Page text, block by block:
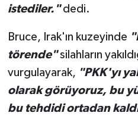
istediler."dedi.
Bruce, Irak'ın kuzeyinde
törende"silahların
vurgulayarak, "PKK'yı
olarak görüyoruz, bu
bu tehdidi ortadan